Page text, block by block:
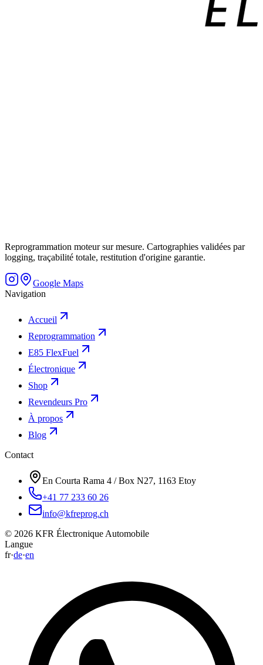
Reprogrammation moteur sur mesure. Cartographies validées par
logging, traçabilité totale, restitution d'origine garantie.
Google Maps
Navigation
Accueil
Reprogrammation
E85 FlexFuel
Électronique
Shop
Revendeurs Pro
À propos
Blog
Contact
En Courta Rama 4 / Box N27, 1163 Etoy
+41 77 233 60 26
info@kfreprog.ch
© 2026 KFR Électronique Automobile
Langue
fr·de·en